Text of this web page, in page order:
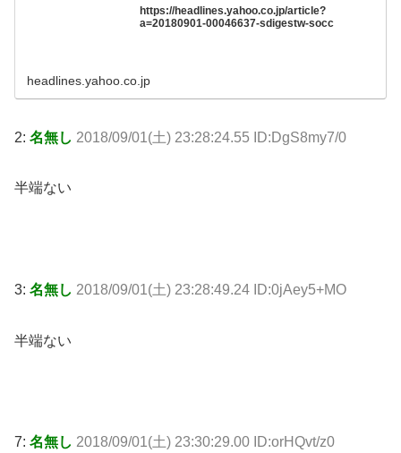
https://headlines.yahoo.co.jp/article?
a=20180901-00046637-sdigestw-socc
headlines.yahoo.co.jp
2: 名無し 2018/09/01(土) 23:28:24.55 ID:DgS8my7/0
半端ない
3: 名無し 2018/09/01(土) 23:28:49.24 ID:0jAey5+MO
半端ない
7: 名無し 2018/09/01(土) 23:30:29.00 ID:orHQvt/z0